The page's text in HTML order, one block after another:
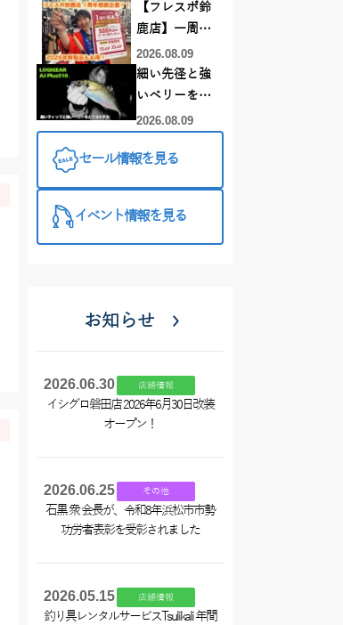
【フレスポ鈴
鹿店】一周年
記念セール開
催中！新製品
ルアーロッド
もお買い
得！！！
2026.08.09
細い先径と強
いベリーをど
う活かすか |
プラス510の
2026.08.09
セール情報を見る
イベント情報を見る
お知らせ
2026.06.30 店舗情報
イシグロ磐田店 2026年6月30日改装
オープン！
2026.06.25 その他
石黒 衆 会長が、令和8年浜松市市勢
功労者表彰を受彰されました
2026.05.15 店舗情報
釣り具レンタルサービスTsulikali 年間